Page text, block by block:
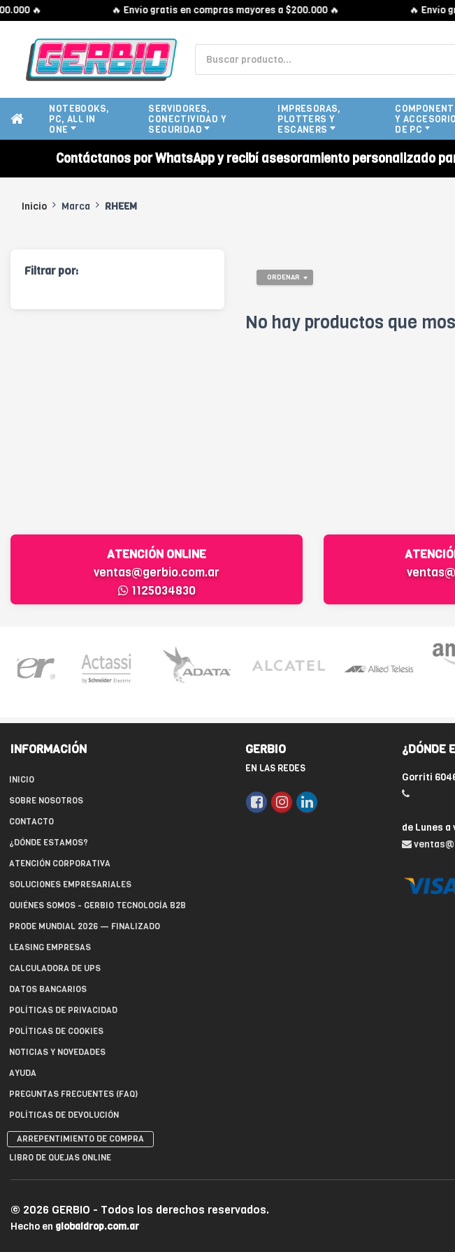
🔥 🔥 Envío gratis en compras mayores a $200.000 🔥 🔥 Envío
NOTEBOOKS,
PC, ALL IN
ONE
SERVIDORES,
CONECTIVIDAD Y
SEGURIDAD
IMPRESORAS,
PLOTTERS Y
ESCANERS
Y
DE PC
Contáctanos por WhatsApp y recibí asesoramiento personalizado
Inicio Marca RHEEM
Filtrar por: ORDENAR
No hay productos que
ATENCIÓN ONLINE
ventas@gerbio.com.ar
1125034830
INFORMACIÓN
INICIO
SOBRE NOSOTROS
CONTACTO
¿DÓNDE ESTAMOS?
ATENCIÓN CORPORATIVA
SOLUCIONES EMPRESARIALES
QUIÉNES SOMOS - GERBIO TECNOLOGÍA B2B
PRODE MUNDIAL 2026 — FINALIZADO
LEASING EMPRESAS
CALCULADORA DE UPS
DATOS BANCARIOS
POLÍTICAS DE PRIVACIDAD
POLÍTICAS DE COOKIES
NOTICIAS Y NOVEDADES
AYUDA
PREGUNTAS FRECUENTES (FAQ)
POLÍTICAS DE DEVOLUCIÓN
ARREPENTIMIENTO DE COMPRA
LIBRO DE QUEJAS ONLINE
GERBIO
EN LAS REDES
¿DÓNDE
Gorriti
de Lunes a
© 2026 GERBIO - Todos los derechos reservados.
Hecho en globaldrop.com.ar